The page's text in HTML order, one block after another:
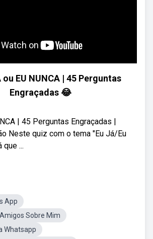
ou EU NUNCA | 45 Perguntas
Engraçadas 😂
| 45 Perguntas Engraçadas |
Neste quiz com o tema "Eu Já/Eu
que ...
App
Sobre Mim
Whatsapp